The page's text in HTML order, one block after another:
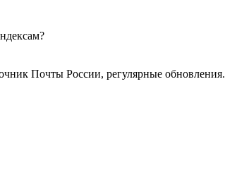
Почты России, регулярные обновления.